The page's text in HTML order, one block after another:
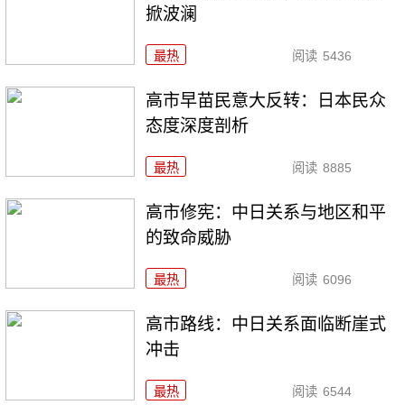
掀波澜
最热 阅读 5436
高市早苗民意大反转：日本民众
态度深度剖析
最热 阅读 8885
高市修宪：中日关系与地区和平
的致命威胁
最热 阅读 6096
高市路线：中日关系面临断崖式
冲击
最热 阅读 6544